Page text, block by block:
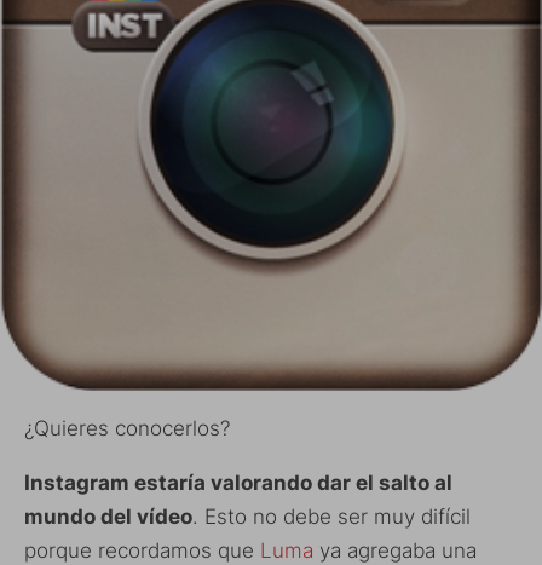
¿Quieres conocerlos?
Instagram estaría valorando dar el salto al
mundo del vídeo. Esto no debe ser muy difícil
porque recordamos que Luma ya agregaba una